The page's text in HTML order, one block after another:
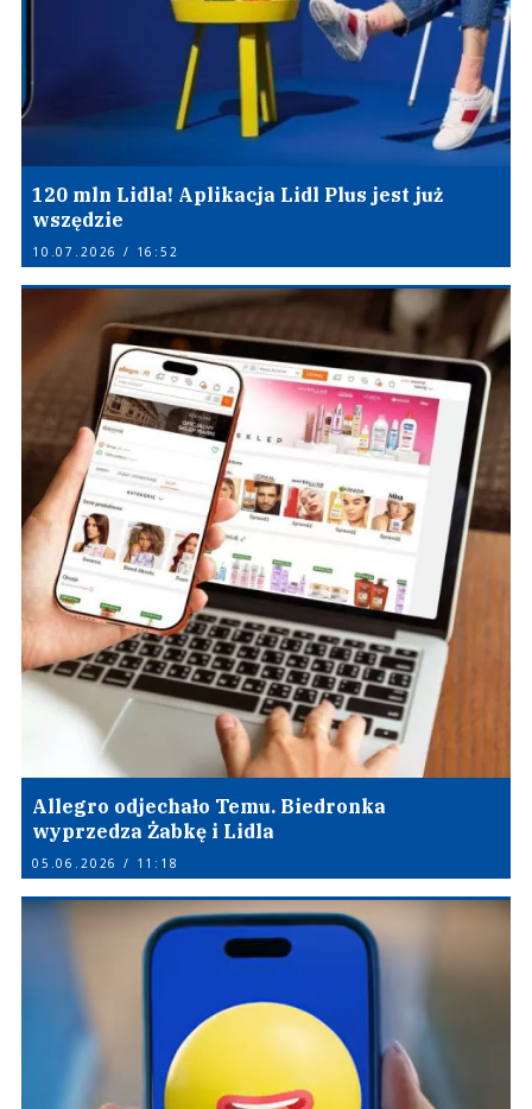
120 mln Lidla! Aplikacja Lidl Plus jest już
wszędzie
10.07.2026 / 16:52
Allegro odjechało Temu. Biedronka
wyprzedza Żabkę i Lidla
05.06.2026 / 11:18